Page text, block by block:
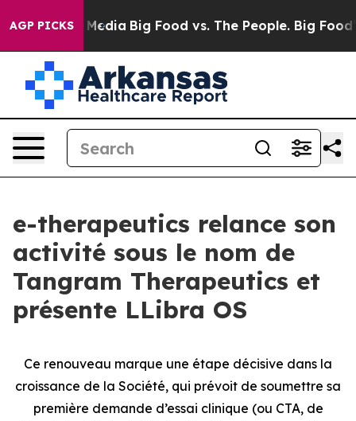
AGP PICKS
Media Big Food vs. The People. Big Food’s
e-therapeutics relance son
activité sous le nom de
Tangram Therapeutics et
présente LLibra OS
Ce renouveau marque une étape décisive dans la
croissance de la Société, qui prévoit de soumettre sa
première demande d’essai clinique (ou CTA, de